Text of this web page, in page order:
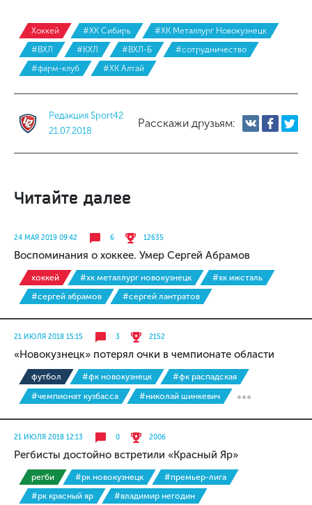
Хоккей #ХК Сибирь
#ХК Металлург Новокузнецк
#ВХЛ
#КХЛ #ВХЛ-Б
#сотрудничество
#фарм-клуб
#ХК Алтай
Редакция Sport42
21.07.2018
Расскажи друзьям:
Читайте далее
24 МАЯ 2019 09:42 6 12635
Воспоминания о хоккее. Умер Сергей Абрамов
хоккей #хк металлург новокузнецк
#хк ижсталь
#сергей абрамов
#сергей лантратов
21 ИЮЛЯ 2018 15:15 3 2152
«Новокузнецк» потерял очки в чемпионате области
футбол #фк новокузнецк
#фк распадская
#чемпионат кузбасса
#николай шинкевич
21 ИЮЛЯ 2018 12:13 0 2006
Регбисты достойно встретили «Красный Яр»
регби #рк новокузнецк
#премьер-лига
#рк красный яр
#владимир негодин